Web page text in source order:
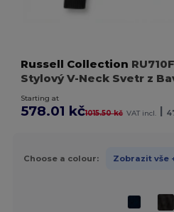
Russell Collection RU710F
Stylový V-Neck Svetr z
Starting at
578.01 kč1015.50 kč VAT incl. |
Choose a colour: Zobrazit vše